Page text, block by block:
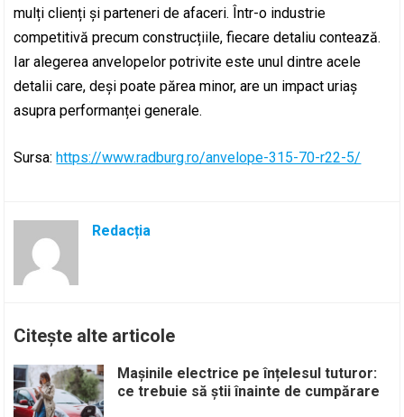
mulți clienți și parteneri de afaceri. Într-o industrie
competitivă precum construcțiile, fiecare detaliu contează.
Iar alegerea anvelopelor potrivite este unul dintre acele
detalii care, deși poate părea minor, are un impact uriaș
asupra performanței generale.
Sursa:https://www.radburg.ro/anvelope-315-70-r22-5/
Redacția
Citește alte articole
Mașinile electrice pe înțelesul tuturor:
ce trebuie să știi înainte de cumpărare